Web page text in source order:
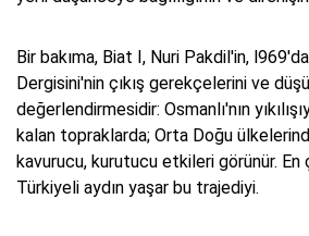
Bir bakıma, Biat I, Nuri Pakdil'in,
Dergisini'nin çıkış gerekçelerini ve
değerlendirmesidir: Osmanlı'nın
kalan topraklarda; Orta Doğu
kavurucu, kurutucu etkileri görünür. En
Türkiyeli aydın yaşar bu trajediyi.